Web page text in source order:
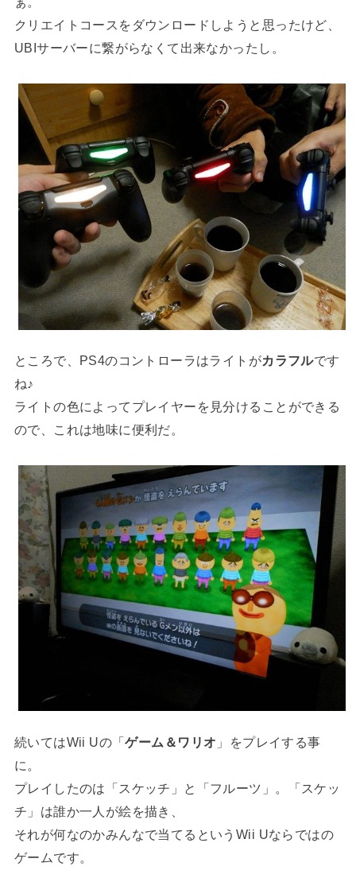
クリエイトコースをダウンロードしようと思ったけど、
UBIサーバーに繋がらなくて出来なかったし。
ところで、PS4のコントローラはライトがカラフルです
ね♪
ライトの色によってプレイヤーを見分けることができる
ので、これは地味に便利だ。
続いてはWii Uの「ゲーム＆ワリオ 」をプレイする事
に。
プレイしたのは「スケッチ」と「フルーツ」。「スケッ
チ」は誰か一人が絵を描き、
それが何なのかみんなで当てるというWii Uならではの
ゲームです。